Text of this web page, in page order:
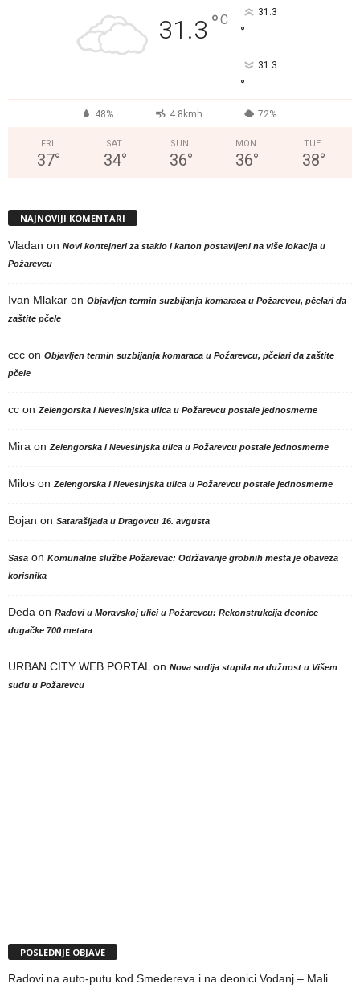
31.3 °C 31.3
°
31.3
°
48% 4.8kmh 72%
FRI
37°
SAT
34°
SUN
36°
MON
36°
TUE
38°
NAJNOVIJI KOMENTARI
Vladan on Novi kontejneri za staklo i karton postavljeni na više lokacija u
Požarevcu
Ivan Mlakar on Objavljen termin suzbijanja komaraca u Požarevcu, pčelari da
zaštite pčele
ccc on Objavljen termin suzbijanja komaraca u Požarevcu, pčelari da zaštite
pčele
cc on Zelengorska i Nevesinjska ulica u Požarevcu postale jednosmerne
Mira on Zelengorska i Nevesinjska ulica u Požarevcu postale jednosmerne
Milos on Zelengorska i Nevesinjska ulica u Požarevcu postale jednosmerne
Bojan on Satarašijada u Dragovcu 16. avgusta
Sasa on Komunalne službe Požarevac: Održavanje grobnih mesta je obaveza
korisnika
Deda on Radovi u Moravskoj ulici u Požarevcu: Rekonstrukcija deonice
dugačke 700 metara
URBAN CITY WEB PORTAL on Nova sudija stupila na dužnost u Višem
sudu u Požarevcu
POSLEDNJE OBJAVE
Radovi na auto-putu kod Smedereva i na deonici Vodanj – Mali